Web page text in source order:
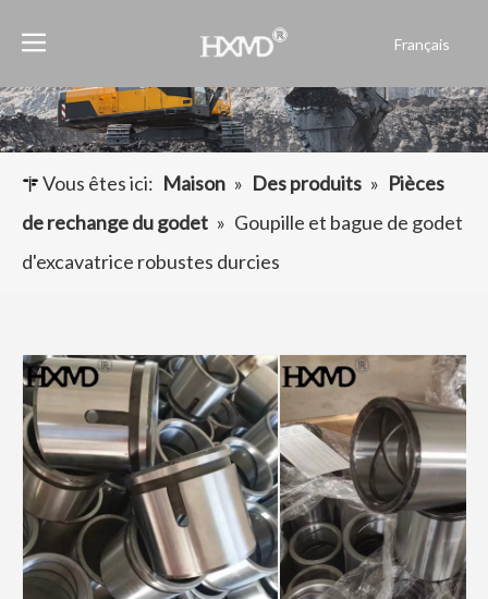
Français
العربية
Pусский
Español
Vous êtes ici: Maison » Des produits » Pièces
de rechange du godet » Goupille et bague de godet
d'excavatrice robustes durcies